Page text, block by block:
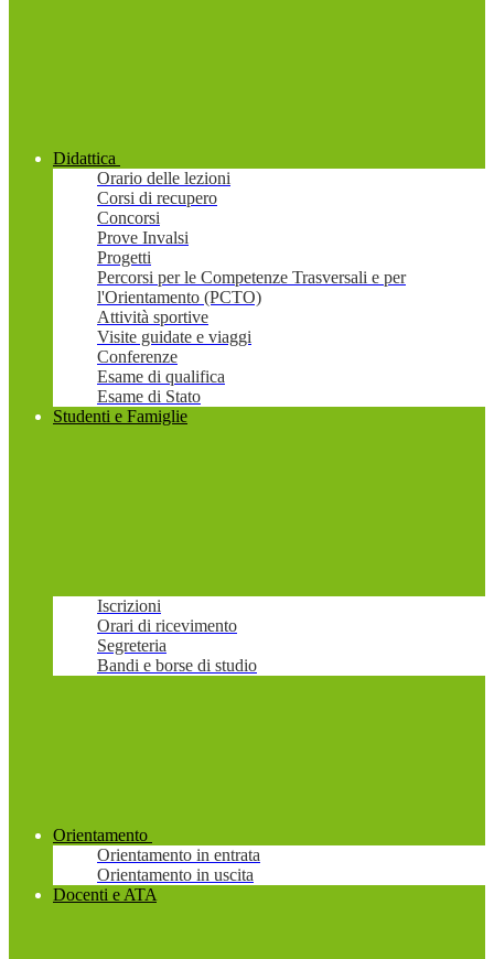
Didattica
Orario delle lezioni
Corsi di recupero
Concorsi
Prove Invalsi
Progetti
Percorsi per le Competenze Trasversali e per
l'Orientamento (PCTO)
Attività sportive
Visite guidate e viaggi
Conferenze
Esame di qualifica
Esame di Stato
Studenti e Famiglie
Iscrizioni
Orari di ricevimento
Segreteria
Bandi e borse di studio
Orientamento
Orientamento in entrata
Orientamento in uscita
Docenti e ATA